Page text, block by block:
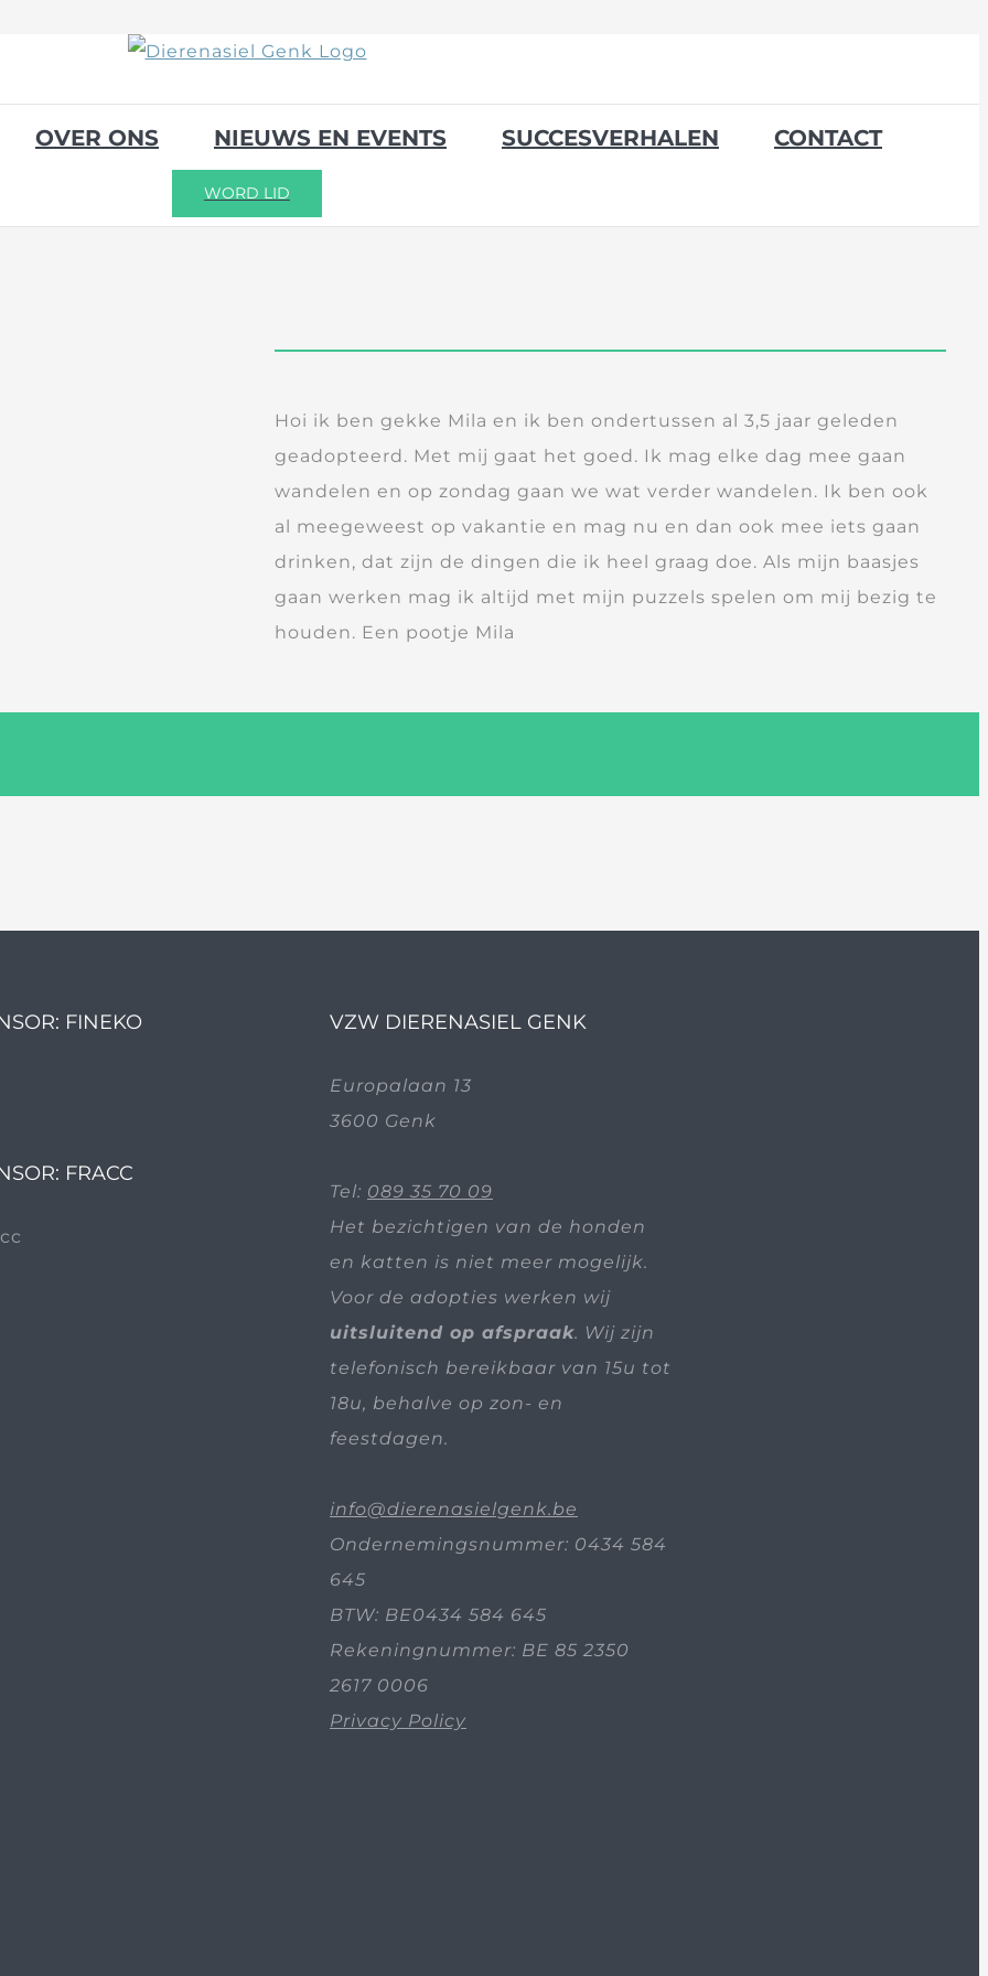
OVER ONS NIEUWS EN EVENTS SUCCESVERHALEN CONTACT
WORD LID
Hoi ik ben gekke Mila en ik ben ondertussen al 3,5 jaar geleden
geadopteerd. Met mij gaat het goed. Ik mag elke dag mee gaan
wandelen en op zondag gaan we wat verder wandelen. Ik ben ook
al meegeweest op vakantie en mag nu en dan ook mee iets gaan
drinken, dat zijn de dingen die ik heel graag doe. Als mijn baasjes
gaan werken mag ik altijd met mijn puzzels spelen om mij bezig te
houden. Een pootje Mila
FINEKO
FRACC
VZW DIERENASIEL GENK
Europalaan 13
3600 Genk
Tel: 089 35 70 09
Het bezichtigen van de honden
en katten is niet meer mogelijk.
Voor de adopties werken wij
uitsluitend op afspraak. Wij zijn
telefonisch bereikbaar van 15u tot
18u, behalve op zon- en
feestdagen.
info@dierenasielgenk.be
Ondernemingsnummer: 0434 584
645
BTW: BE0434 584 645
Rekeningnummer: BE 85 2350
2617 0006
Privacy Policy